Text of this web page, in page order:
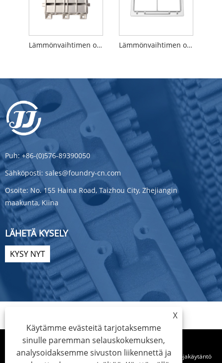
Lämmönvaihtimen osan vaihtimen kansi Lämmönvaihtimen osakehyksen kaasuventtiili
Puh: +86-(0)576-89390050
Sähköposti: sales@foundry-cn.com
Osoite: No. 155 Haina Road, Taizhou City, Zhejiangin
maakunta, Kiina
LÄHETÄ KYSELY
KYSY NYT
Links Sitemap RSS XML Tietosuojakäytäntö
X
Käytämme evästeitä tarjotaksemme
sinulle paremman selauskokemuksen,
analysoidaksemme sivuston liikennettä ja